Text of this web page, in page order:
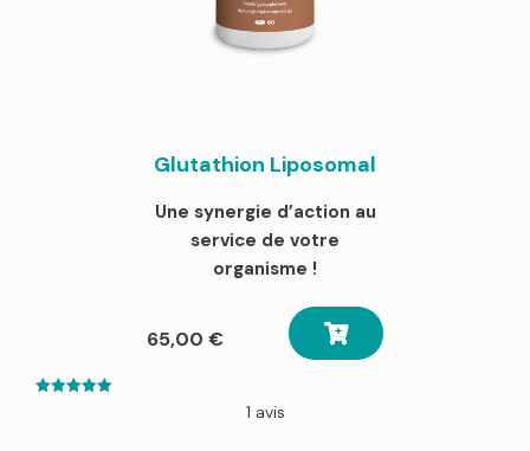
Glutathion Liposomal
Une synergie d’action au
service de votre
organisme !
65,00 €
1 avis